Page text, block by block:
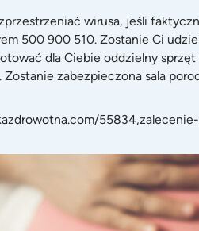
wirusa, jeśli
500 900 510. Zostanie Ci
dla Ciebie oddzielny
zabezpieczona sala